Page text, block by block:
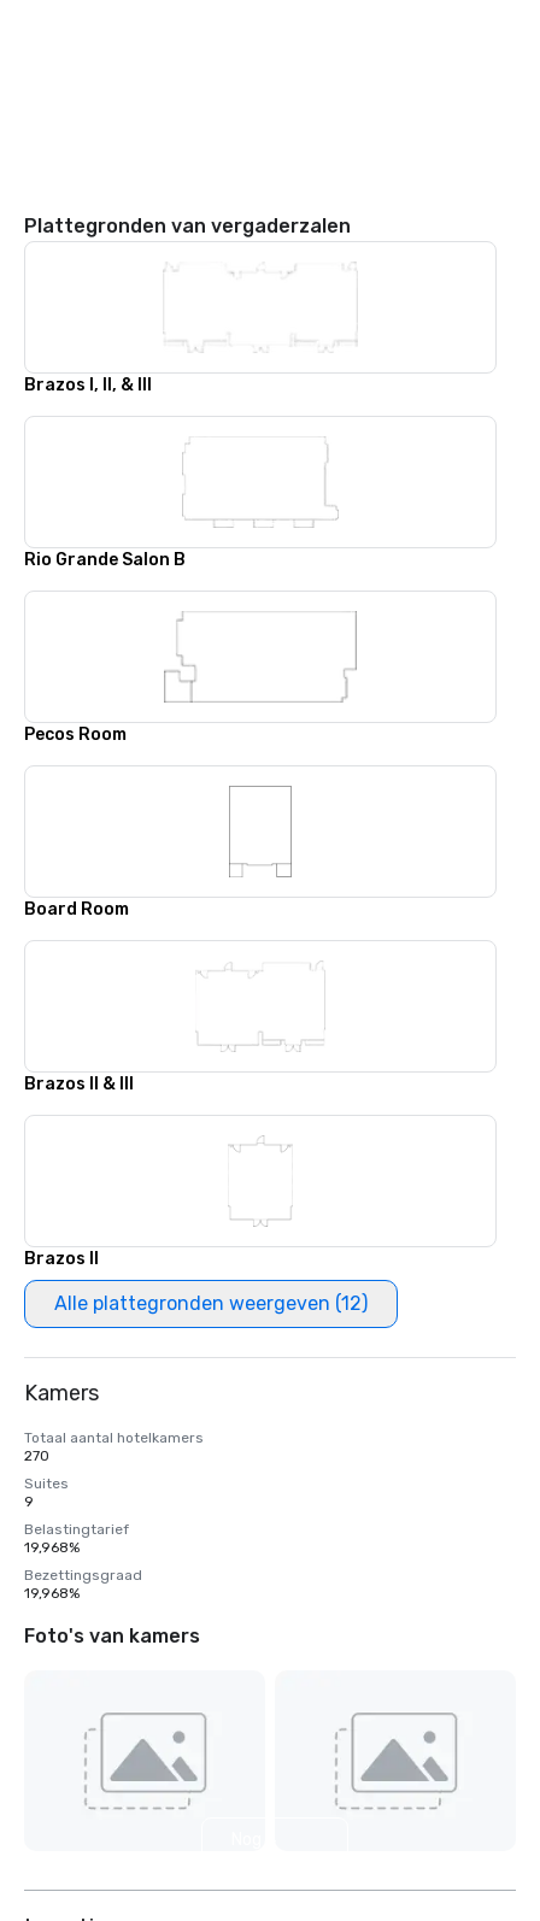
Plattegronden van vergaderzalen
Brazos I, II, & III
Rio Grande Salon B
Pecos Room
Board Room
Brazos II & III
Brazos II
Alle plattegronden weergeven (12)
Kamers
Totaal aantal hotelkamers
270
Suites
9
Belastingtarief
19,968%
Bezettingsgraad
19,968%
Foto's van kamers